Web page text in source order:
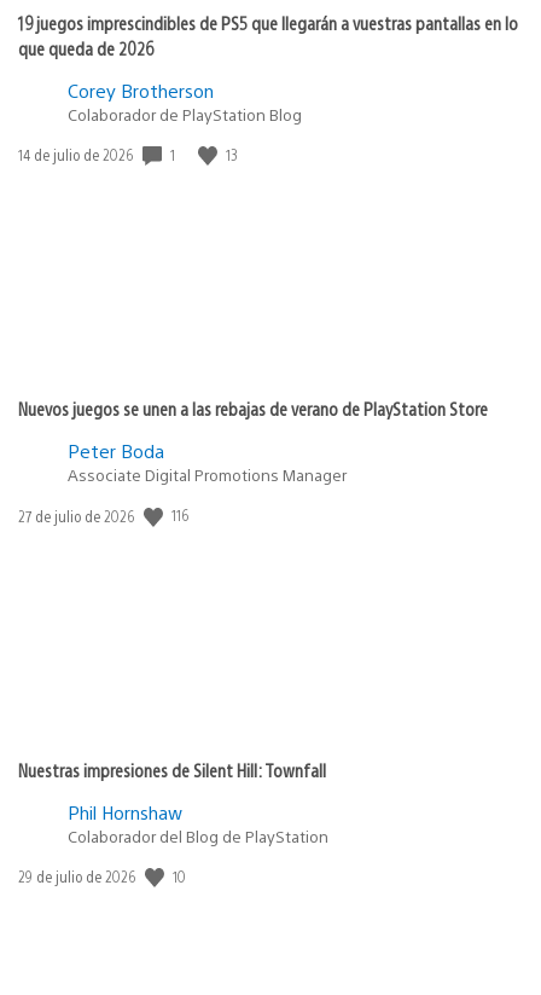
19 juegos imprescindibles de PS5 que llegarán a vuestras pantallas en lo
que queda de 2026
Corey Brotherson
Colaborador de PlayStation Blog
Fecha
14 de julio de 2026 1 13
Nuevos juegos se unen a las rebajas de verano de PlayStation Store
Peter Boda
Associate Digital Promotions Manager
Fecha
27 de julio de 2026 116
Nuestras impresiones de Silent Hill: Townfall
Phil Hornshaw
Colaborador del Blog de PlayStation
Fecha
29 de julio de 2026 10